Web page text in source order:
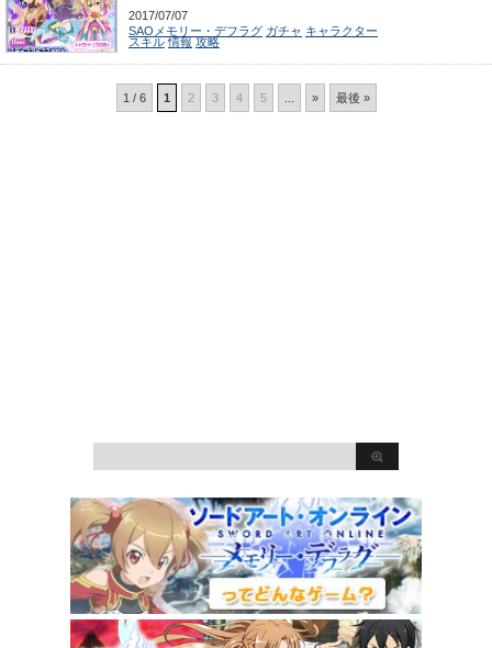
2017/07/07
SAOメモリー・デフラグ ガチャ キャラクター
スキル 情報 攻略
1 / 6 1 2 3 4 5 » 最後 »